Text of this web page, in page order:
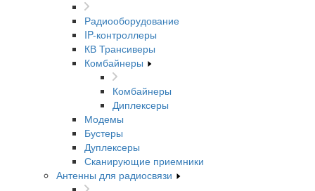
Радиооборудование
IP-контроллеры
КВ Трансиверы
Комбайнеры
Комбайнеры
Диплексеры
Модемы
Бустеры
Дуплексеры
Сканирующие приемники
Антенны для радиосвязи